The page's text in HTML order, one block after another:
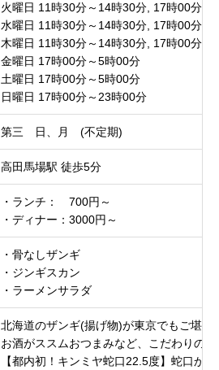
火曜日 11時30分～14時30分, 17時00分～
水曜日 11時30分～14時30分, 17時00分～
木曜日 11時30分～14時30分, 17時00分～
金曜日 17時00分～5時00分
土曜日 17時00分～5時00分
日曜日 17時00分～23時00分
第三 日、月 (不定期)
高田馬場駅 徒歩5分
・ランチ： 700円～
・ディナー：3000円～
・骨なしザンギ
・ジンギスカン
・ラーメンサラダ
北海道のザンギ(揚げ物)が東京でもご堪能
お酒がススムおつまみなど、こだわりの
【都内初！キンミヤ蛇口22.5度】蛇口か